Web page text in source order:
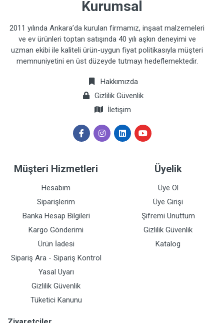
Kurumsal
2011 yılında Ankara’da kurulan firmamız, inşaat malzemeleri
ve ev ürünleri toptan satışında 40 yılı aşkın deneyimi ve
uzman ekibi ile kaliteli ürün-uygun fiyat politikasıyla müşteri
memnuniyetini en üst düzeyde tutmayı hedeflemektedir.
Hakkımızda
Gizlilik Güvenlik
İletişim
Müşteri Hizmetleri
Hesabım
Siparişlerim
Banka Hesap Bilgileri
Kargo Gönderimi
Ürün İadesi
Sipariş Ara - Sipariş Kontrol
Yasal Uyarı
Gizlilik Güvenlik
Tüketici Kanunu
Üyelik
Üye Ol
Üye Girişi
Şifremi Unuttum
Gizlilik Güvenlik
Katalog